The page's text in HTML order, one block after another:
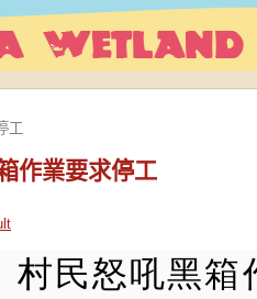
工
作業要求停工
民怒吼黑箱